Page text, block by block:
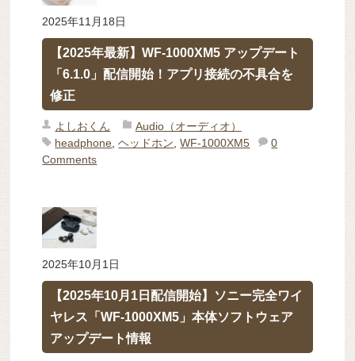
2025年11月18日
【2025年最新】WF-1000XM5 アップデート
「6.1.0」配信開始！アプリ接続の不具合を
修正
よしおくん
Audio（オーディオ）
headphone ,ヘッドホン ,WF-1000XM5
0
Comments
2025年10月1日
【2025年10月1日配信開始】ソニー完全ワイ
ヤレス「WF-1000XM5」本体ソフトウェア
アップデート情報